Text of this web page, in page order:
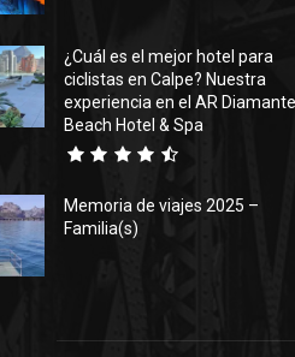
¿Cuál es el mejor hotel para
ciclistas en Calpe? Nuestra
experiencia en el AR Diamante
Beach Hotel & Spa
Memoria de viajes 2025 –
Familia(s)